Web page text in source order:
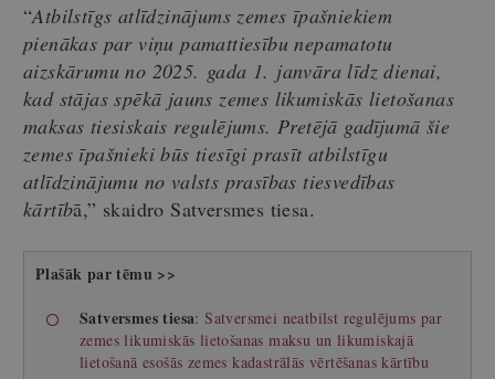
“Atbilstīgs atlīdzinājums zemes īpašniekiem
pienākas par viņu pamattiesību nepamatotu
aizskārumu no 2025. gada 1. janvāra līdz dienai,
kad stājas spēkā jauns zemes likumiskās lietošanas
maksas tiesiskais regulējums. Pretējā gadījumā šie
zemes īpašnieki būs tiesīgi prasīt atbilstīgu
atlīdzinājumu no valsts prasības tiesvedības
kārtībā,” skaidro Satversmes tiesa.
Plašāk par tēmu >>
Satversmes tiesa:Satversmei neatbilst regulējums par
zemes likumiskās lietošanas maksu un likumiskajā
lietošanā esošās zemes kadastrālās vērtēšanas kārtību